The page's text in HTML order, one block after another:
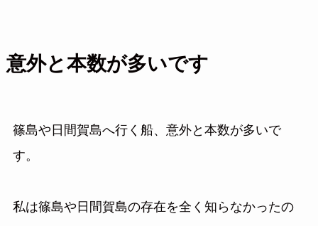
意外と本数が多いです
篠島や日間賀島へ行く船、意外と本数が多いで
す。
私は篠島や日間賀島の存在を全く知らなかったの